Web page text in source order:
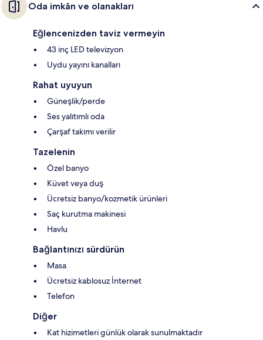
Oda imkân ve olanakları
Eğlencenizden taviz vermeyin
43 inç LED televizyon
Uydu yayını kanalları
Rahat uyuyun
Güneşlik/perde
Ses yalıtımlı oda
Çarşaf takımı verilir
Tazelenin
Özel banyo
Küvet veya duş
Ücretsiz banyo/kozmetik ürünleri
Saç kurutma makinesi
Havlu
Bağlantınızı sürdürün
Masa
Ücretsiz kablosuz İnternet
Telefon
Diğer
Kat hizimetleri günlük olarak sunulmaktadır